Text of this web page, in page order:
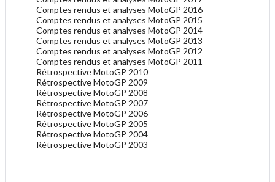
Comptes rendus et analyses MotoGP 2016
Comptes rendus et analyses MotoGP 2015
Comptes rendus et analyses MotoGP 2014
Comptes rendus et analyses MotoGP 2013
Comptes rendus et analyses MotoGP 2012
Comptes rendus et analyses MotoGP 2011
Rétrospective MotoGP 2010
Rétrospective MotoGP 2009
Rétrospective MotoGP 2008
Rétrospective MotoGP 2007
Rétrospective MotoGP 2006
Rétrospective MotoGP 2005
Rétrospective MotoGP 2004
Rétrospective MotoGP 2003